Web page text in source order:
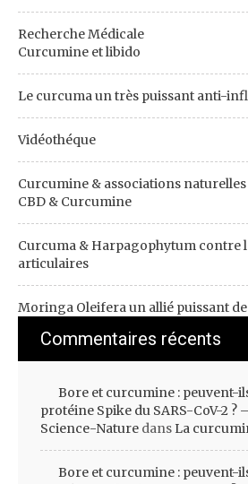
Recherche Médicale
Curcumine et libido
Le curcuma un très puissant anti-
Vidéothéque
Curcumine & associations naturelles
CBD & Curcumine
Curcuma & Harpagophytum contre
articulaires
Moringa Oleifera un allié puissant
Commentaires récents
Bore et curcumine : peuvent-
protéine Spike du SARS-CoV-2 ?
Science-Nature dans La
Bore et curcumine : peuvent-